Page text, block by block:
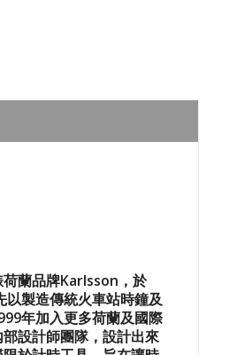
蘭品牌Karlsson，於
以製造傳統火車站時鐘及
年加入更多荷蘭及國際
設計師團隊，設計出來